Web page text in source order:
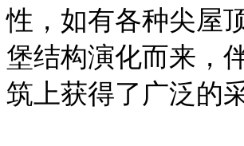
性，如有各种尖屋
堡结构演化而来，
筑上获得了广泛的